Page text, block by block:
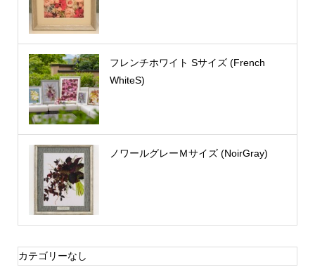
フレンチホワイト Sサイズ (French
WhiteS)
ノワールグレーＭサイズ (NoirGray)
カテゴリーなし